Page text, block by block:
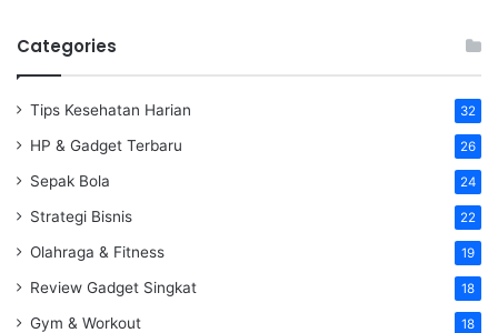
Categories
Tips Kesehatan Harian 32
HP & Gadget Terbaru 26
Sepak Bola 24
Strategi Bisnis 22
Olahraga & Fitness 19
Review Gadget Singkat 18
Gym & Workout 18